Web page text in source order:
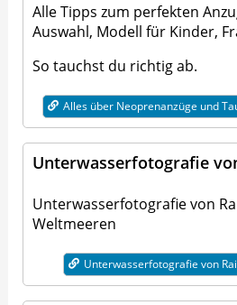
Alle Tipps zum perfekten
Auswahl, Modell für Kinder,
So tauchst du richtig ab.
Alles über Neoprenanzüge und
Unterwasserfotografie
Unterwasserfotografie von
Weltmeeren
Unterwasserfotografie von